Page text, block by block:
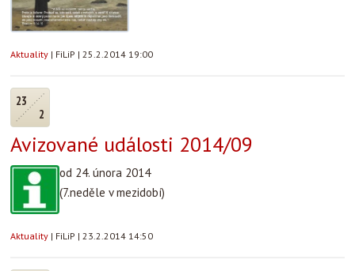
Aktuality | FiLiP | 25.2.2014 19:00
23
2
Avizované události 2014/09
od 24. února 2014
(7.neděle v mezidobí)
Aktuality | FiLiP | 23.2.2014 14:50